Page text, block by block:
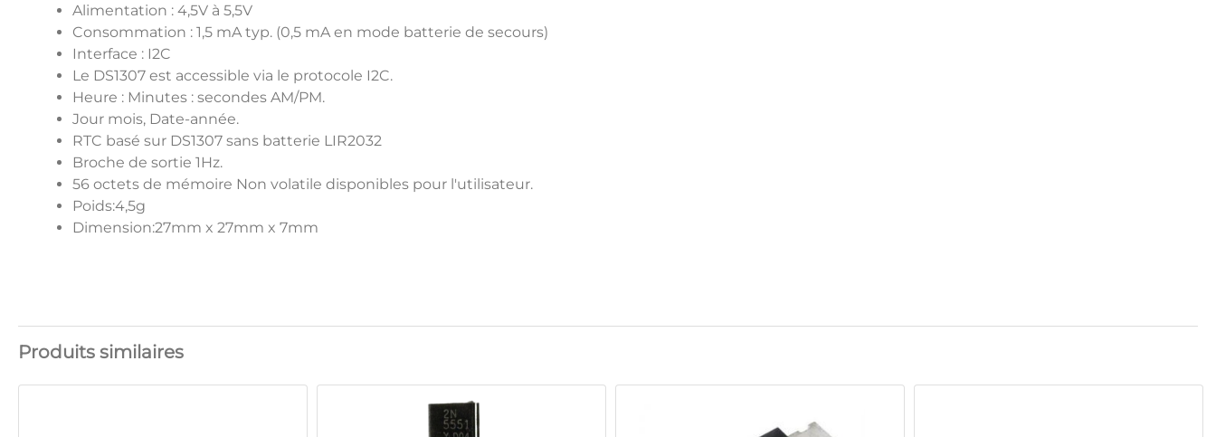
Alimentation : 4,5V à 5,5V
Consommation : 1,5 mA typ. (0,5 mA en mode batterie de secours)
Interface : I2C
Le DS1307 est accessible via le protocole I2C.
Heure : Minutes : secondes AM/PM.
Jour mois, Date-année.
RTC basé sur DS1307 sans batterie LIR2032
Broche de sortie 1Hz.
56 octets de mémoire Non volatile disponibles pour l'utilisateur.
Poids:4,5g
Dimension:27mm x 27mm x 7mm
Produits similaires